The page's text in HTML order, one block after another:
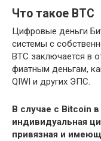
Что такое BTC
Цифровые деньги
системы с
BTC заключается в
фиатным деньгам,
QIWI и других ЭПС.
В случае с Bitcoin
индивидуальная
привязная и